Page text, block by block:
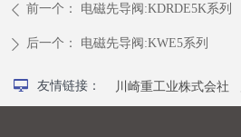
ꄴ 前一个： 电磁先导阀:KDRDE5K系列
ꄲ 后一个： 电磁先导阀:KWE5系列
川崎重工业株式会社
友情链接：
넡